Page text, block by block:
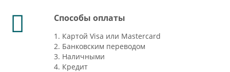
Способы оплаты
1. Картой Visa или Mastercard
2. Банковским переводом
3. Наличными
4. Кредит